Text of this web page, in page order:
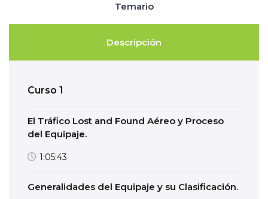
Temario
Descripción
Curso 1
El Tráfico Lost and Found Aéreo y Proceso
del Equipaje.
1:05:43
Generalidades del Equipaje y su Clasificación.